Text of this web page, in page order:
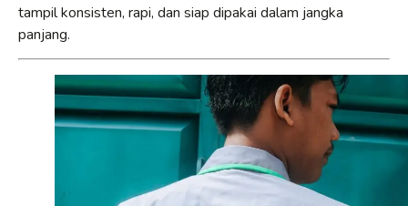
tampil konsisten, rapi, dan siap dipakai dalam jangka
panjang.